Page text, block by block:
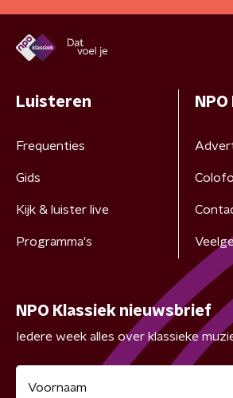
Luisteren
Frequenties
Gids
Kijk & luister live
Programma's
NPO Klassiek nieuwsbrief
Iedere week alles over klassieke